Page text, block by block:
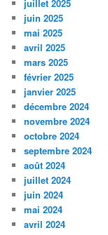
juillet 2025
juin 2025
mai 2025
avril 2025
mars 2025
février 2025
janvier 2025
décembre 2024
novembre 2024
octobre 2024
septembre 2024
août 2024
juillet 2024
juin 2024
mai 2024
avril 2024